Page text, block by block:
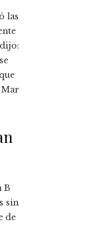
las
B
sin
de